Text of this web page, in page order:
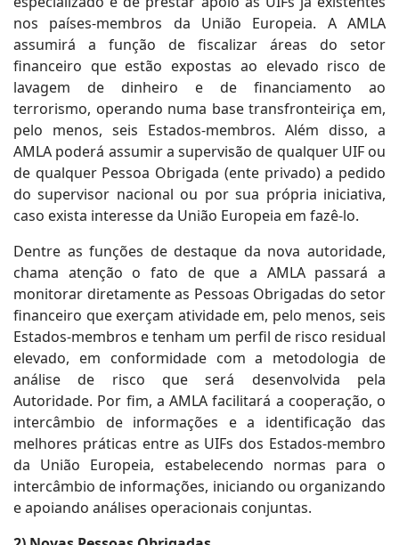
nos países-membros da União Europeia. A AMLA
assumirá a função de fiscalizar áreas do setor
financeiro que estão expostas ao elevado risco de
lavagem de dinheiro e de financiamento ao
terrorismo, operando numa base transfronteiriça em,
pelo menos, seis Estados-membros. Além disso, a
AMLA poderá assumir a supervisão de qualquer UIF ou
de qualquer Pessoa Obrigada (ente privado) a pedido
do supervisor nacional ou por sua própria iniciativa,
caso exista interesse da União Europeia em fazê-lo.
Dentre as funções de destaque da nova autoridade,
chama atenção o fato de que a AMLA passará a
monitorar diretamente as Pessoas Obrigadas do setor
financeiro que exerçam atividade em, pelo menos, seis
Estados-membros e tenham um perfil de risco residual
elevado, em conformidade com a metodologia de
análise de risco que será desenvolvida pela
Autoridade. Por fim, a AMLA facilitará a cooperação, o
intercâmbio de informações e a identificação das
melhores práticas entre as UIFs dos Estados-membro
da União Europeia, estabelecendo normas para o
intercâmbio de informações, iniciando ou organizando
e apoiando análises operacionais conjuntas.